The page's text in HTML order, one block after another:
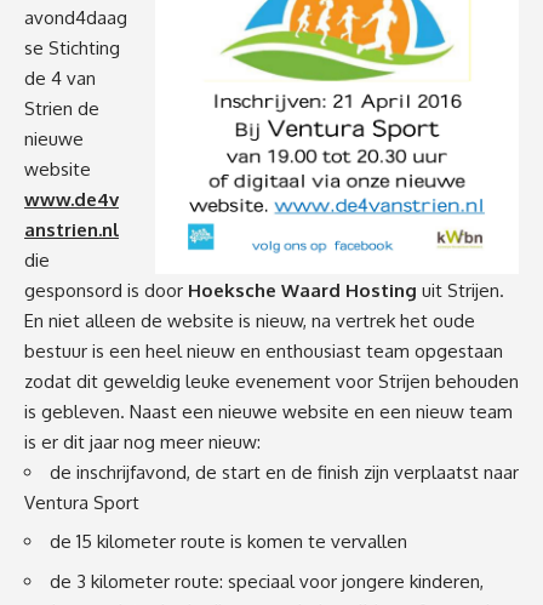
avond4daag
se Stichting
de 4 van
Strien de
nieuwe
website
www.de4v
anstrien.nl
die
gesponsord is door Hoeksche Waard Hosting uit Strijen.
En niet alleen de website is nieuw, na vertrek het oude
bestuur is een heel nieuw en enthousiast team opgestaan
zodat dit geweldig leuke evenement voor Strijen behouden
is gebleven. Naast een nieuwe website en een nieuw team
is er dit jaar nog meer nieuw:
de inschrijfavond, de start en de finish zijn verplaatst naar
Ventura Sport
de 15 kilometer route is komen te vervallen
de 3 kilometer route: speciaal voor jongere kinderen,